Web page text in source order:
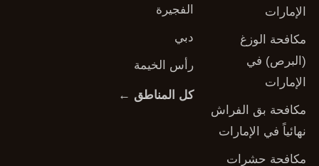
الإمارات
مكافحة الوزغ
(البرص) في
الإمارات
مكافحة بق الفراش
نهائياً في الإمارات
مكافحة حشرات
الفجيرة
دبي
رأس الخيمة
كل المناطق ←